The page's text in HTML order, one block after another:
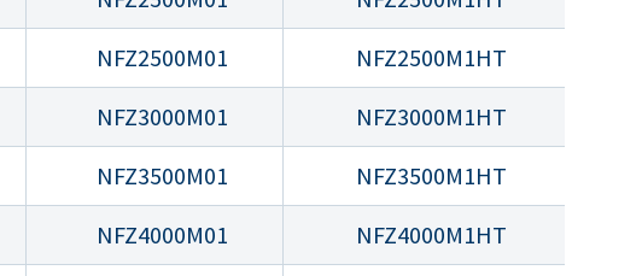
NFZ2500M01
NFZ2500M1HT
NFZ3000M01
NFZ3000M1HT
NFZ3500M01
NFZ3500M1HT
NFZ4000M01
NFZ4000M1HT